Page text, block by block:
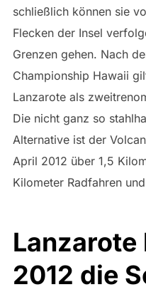
schließlich können sie
Flecken der Insel
Grenzen gehen. Nach
Championship Hawaii
Lanzarote als
Die nicht ganz so
Alternative ist der
April 2012 über 1,5
Kilometer Radfahren
2012 die